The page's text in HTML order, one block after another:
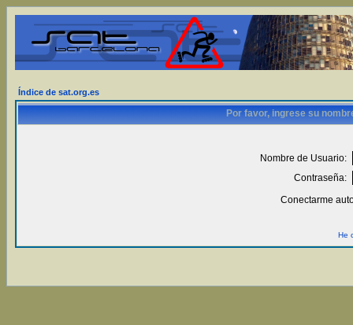
Índice de sat.org.es
Por favor, ingrese su
Nombre de Usuario:
Contraseña:
Conectarme
He